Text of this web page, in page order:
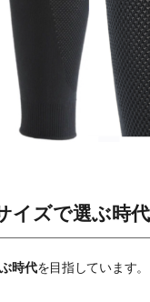
イズで選ぶ時
時代を目指しています。